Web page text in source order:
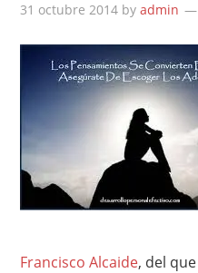
31 octubre 2014 byadmin
Francisco Alcaide, del